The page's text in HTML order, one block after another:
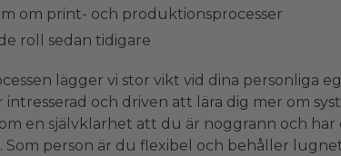
om print- och produktionsprocesser
roll sedan tidigare
lägger vi stor vikt vid dina personliga
och driven att lära dig mer om
en självklarhet att du är noggrann och har
Som person är du flexibel och behåller